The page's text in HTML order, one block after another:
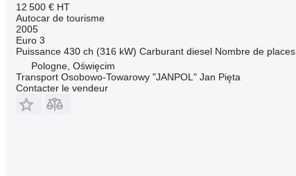
12 500 € HT
Autocar de tourisme
2005
Euro 3
Puissance 430 ch (316 kW) Carburant diesel Nombre de places
Pologne, Oświęcim
Transport Osobowo-Towarowy "JANPOL" Jan Pięta
Contacter le vendeur